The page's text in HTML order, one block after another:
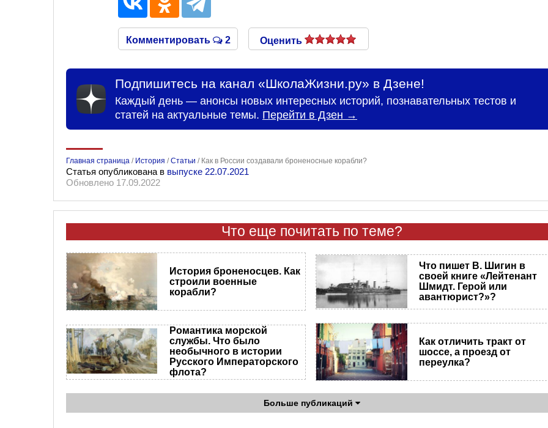
Комментировать 2 Оценить
Подпишитесь на канал «ШколаЖизни.ру» в Дзене!
Каждый день — анонсы новых интересных историй, познавательных тестов и
статей на актуальные темы. Перейти в Дзен →
Главная страница / История /Статьи / Как в России создавали броненосные корабли?
Статья опубликована в выпуске 22.07.2021
Обновлено 17.09.2022
Что еще почитать по теме?
История броненосцев. Как
строили военные
корабли?
Что пишет В. Шигин в
своей книге «Лейтенант
Шмидт. Герой или
авантюрист?»?
Романтика морской
службы. Что было
необычного в истории
Русского Императорского
флота?
Как отличить тракт от
шоссе, а проезд от
переулка?
Больше публикаций